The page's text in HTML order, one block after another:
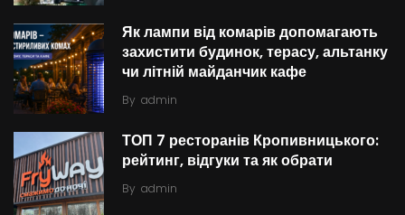
Як лампи від комарів допомагають
захистити будинок, терасу, альтанку
чи літній майданчик кафе
By admin
ТОП 7 ресторанів Кропивницького:
рейтинг, відгуки та як обрати
By admin